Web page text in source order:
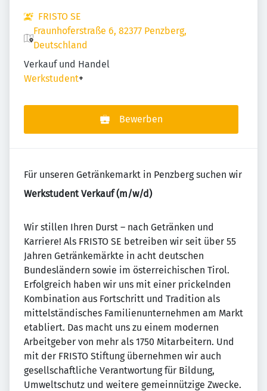
FRISTO SE
Fraunhoferstraße 6, 82377 Penzberg,
Deutschland
Verkauf und Handel
Werkstudent+
Bewerben
Für unseren Getränkemarkt in Penzberg suchen wir
Werkstudent Verkauf (m/w/d)
Wir stillen Ihren Durst – nach Getränken und
Karriere! Als FRISTO SE betreiben wir seit über 55
Jahren Getränkemärkte in acht deutschen
Bundesländern sowie im österreichischen Tirol.
Erfolgreich haben wir uns mit einer prickelnden
Kombination aus Fortschritt und Tradition als
mittelständisches Familienunternehmen am Markt
etabliert. Das macht uns zu einem modernen
Arbeitgeber von mehr als 1750 Mitarbeitern. Und
mit der FRISTO Stiftung übernehmen wir auch
gesellschaftliche Verantwortung für Bildung,
Umweltschutz und weitere gemeinnützige Zwecke.